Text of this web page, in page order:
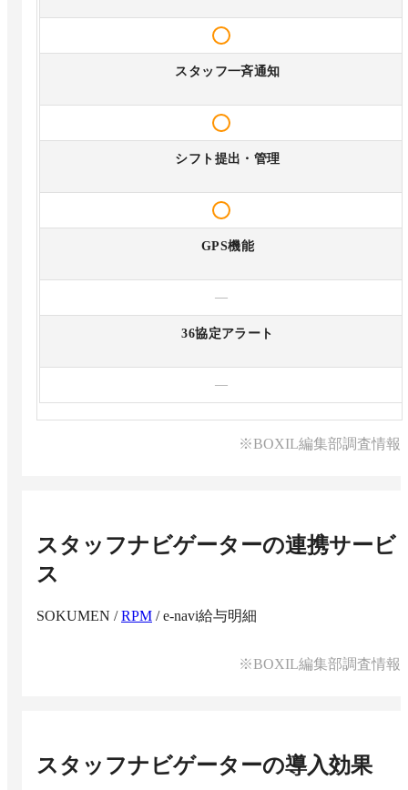
スタッフ一斉通知
シフト提出・管理
GPS機能
—
36協定アラート
—
※BOXIL編集部調査情報
スタッフナビゲーターの連携サービ
ス
SOKUMEN /RPM /e-navi給与明細
※BOXIL編集部調査情報
スタッフナビゲーターの導入効果